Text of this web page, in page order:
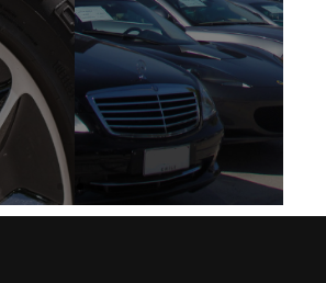
du inte ta chansen att
en begagnad bil, utan vill
skaffa dig en ny? Då
du antagligen att vända
en bilhandlare. Men trots
att det är...
Klicka här